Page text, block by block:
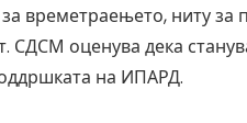
времетраењето, ниту за
оценува дека
на ИПАРД.